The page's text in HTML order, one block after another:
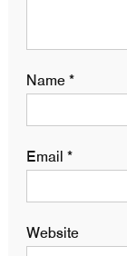
Name*
Email *
Website